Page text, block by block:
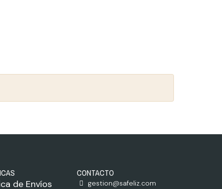
de Envíos
CONTACTO
gestion@safeliz.com